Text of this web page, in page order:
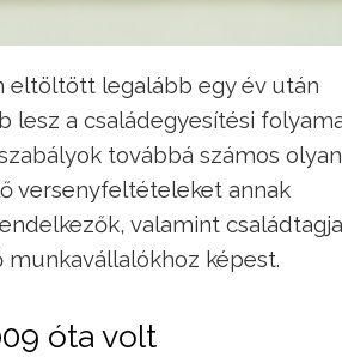
eltöltött legalább egy év után
lesz a családegyesítési
továbbá számos olyan
versenyfeltételeket annak
valamint
képest.
óta volt